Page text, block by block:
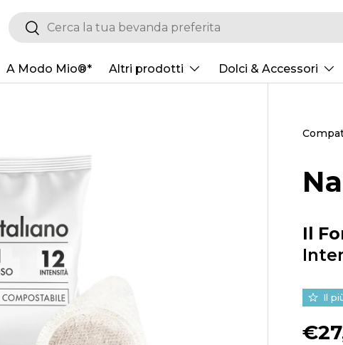
Cerca
Cerca
A Modo Mio®* Altri prodotti Dolci & Accessori
Il
Il